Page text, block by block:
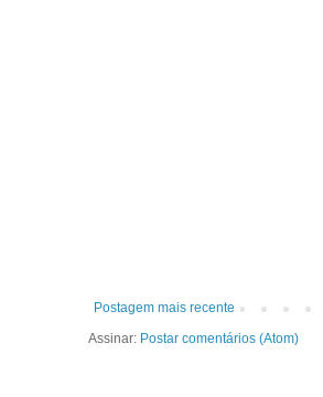
Postagem mais recente
Assinar: Postar comentários (Atom)